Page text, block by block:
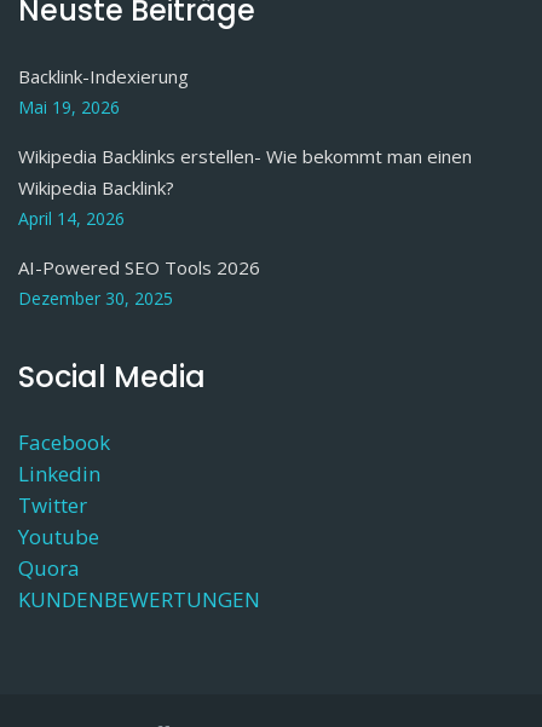
Neuste Beiträge
Backlink-Indexierung
Mai 19, 2026
Wikipedia Backlinks erstellen- Wie bekommt man einen
Wikipedia Backlink?
April 14, 2026
AI-Powered SEO Tools 2026
Dezember 30, 2025
Social Media
Facebook
Linkedin
Twitter
Youtube
Quora
KUNDENBEWERTUNGEN